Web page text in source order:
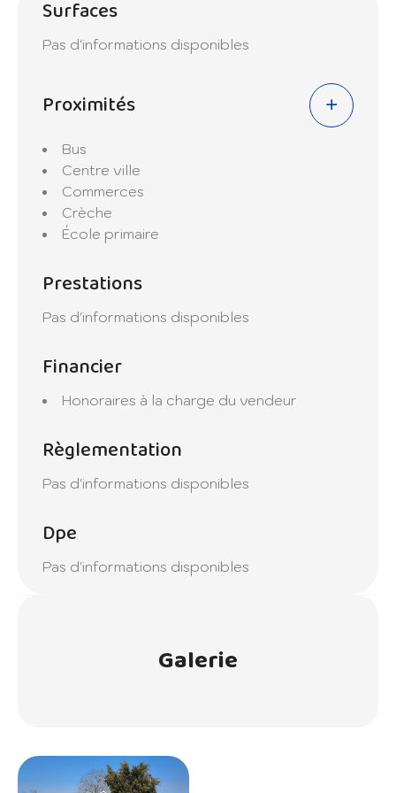
Surfaces
Pas d'informations disponibles
Proximités
Bus
Centre ville
Commerces
Crèche
École primaire
Prestations
Pas d'informations disponibles
Financier
Honoraires à la charge du vendeur
Règlementation
Pas d'informations disponibles
Dpe
Pas d'informations disponibles
Galerie